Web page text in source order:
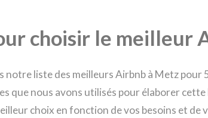
choisir le meilleur
notre liste des meilleurs Airbnb à Metz pour
que nous avons utilisés pour élaborer
choix en fonction de vos besoins et de